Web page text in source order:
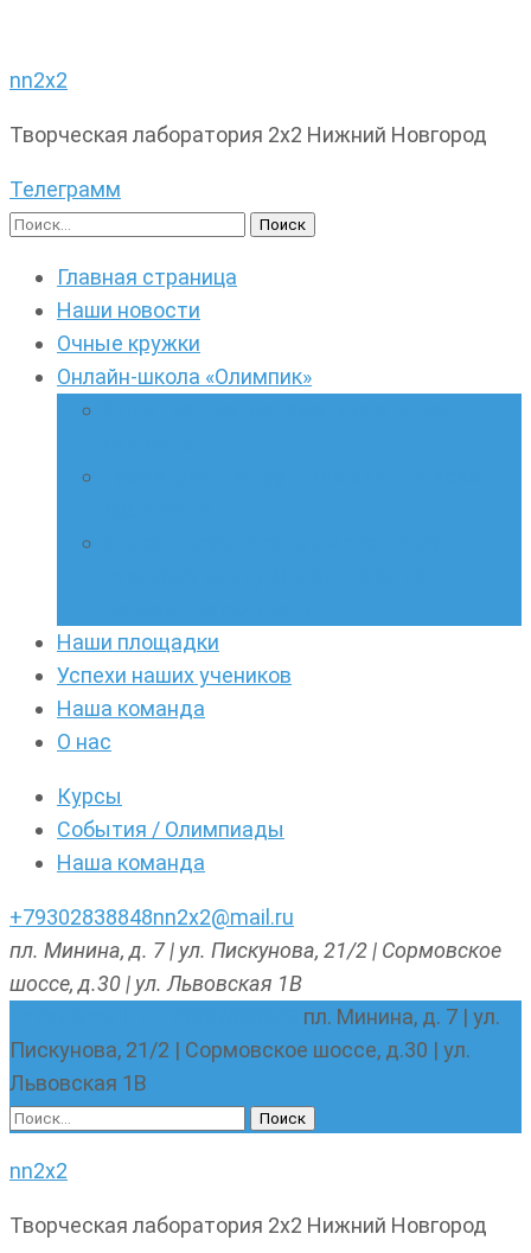
nn2x2
Творческая лаборатория 2х2 Нижний Новгород
Телеграмм
Найти:
Главная страница
Наши новости
Очные кружки
Онлайн-школа «Олимпик»
Наши площадки
Успехи наших учеников
Наша команда
О нас
Курсы
События / Олимпиады
Наша команда
+79302838848nn2x2@mail.ru
пл. Минина, д. 7 | ул. Пискунова, 21/2 | Сормовское
шоссе, д.30 | ул. Львовская 1В
пл. Минина, д. 7 | ул.
Пискунова, 21/2 | Сормовское шоссе, д.30 | ул.
Львовская 1В
Найти:
nn2x2
Творческая лаборатория 2х2 Нижний Новгород